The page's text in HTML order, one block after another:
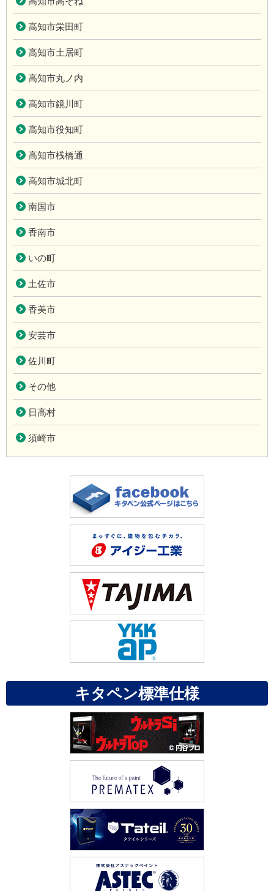
高知市栄田町
高知市土居町
高知市丸ノ内
高知市鏡川町
高知市役知町
高知市桟橋通
高知市城北町
南国市
香南市
いの町
土佐市
香美市
安芸市
佐川町
その他
日高村
須崎市
キタペン標準仕様